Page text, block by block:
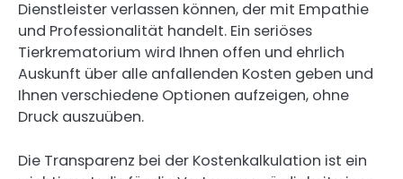
Dienstleister verlassen können, der mit Empathie
und Professionalität handelt. Ein seriöses
Tierkrematorium wird Ihnen offen und ehrlich
Auskunft über alle anfallenden Kosten geben und
Ihnen verschiedene Optionen aufzeigen, ohne
Druck auszuüben.
Die Transparenz bei der Kostenkalkulation ist ein